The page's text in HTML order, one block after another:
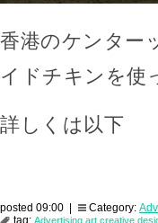
香港のケンター
イドチキンを使
詳しくは以下
posted 09:00 | Category:
tag: Advertising art creative